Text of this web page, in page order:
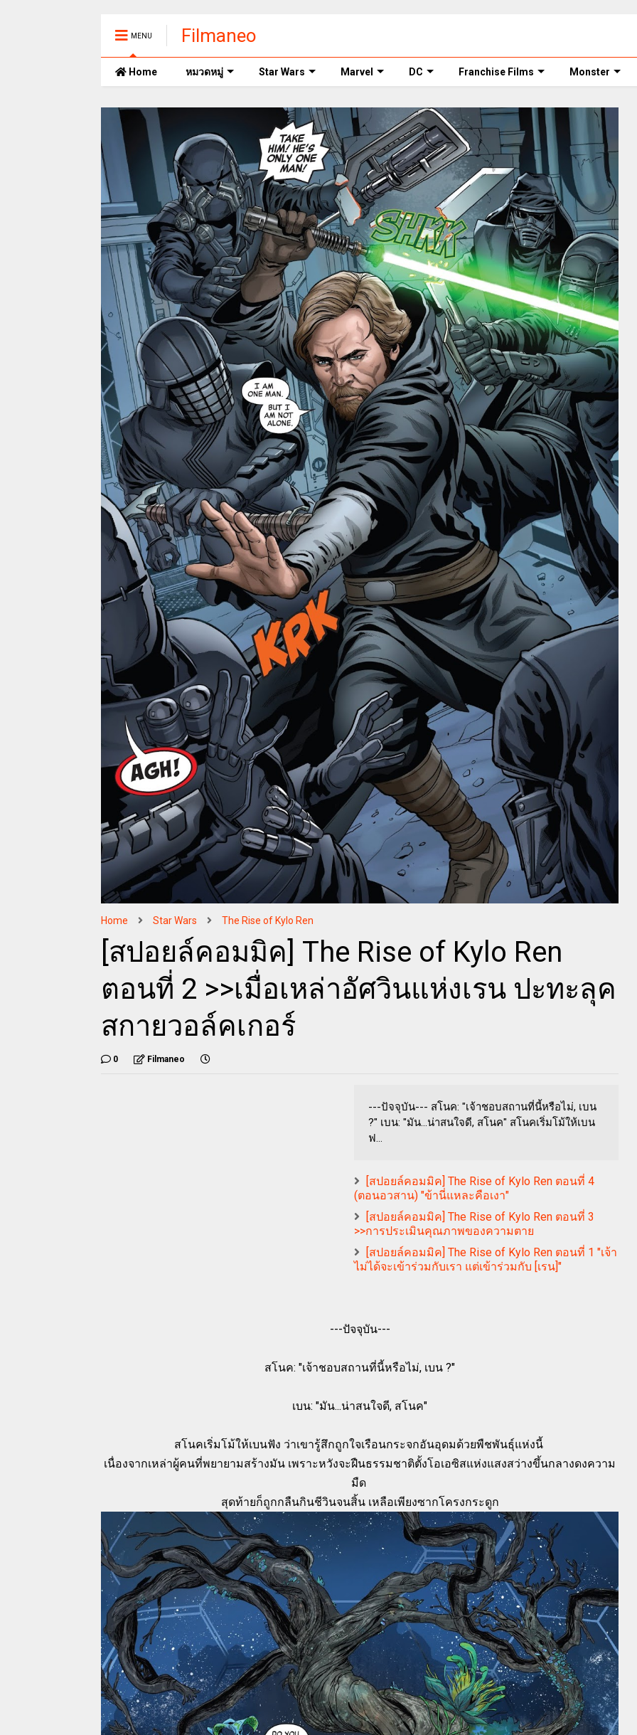
MENU Filmaneo
Home หมวดหมู่ Star Wars Marvel DC Franchise Films Monster
Home Star Wars The Rise of Kylo Ren
[สปอยล์คอมมิค] The Rise of Kylo Ren
ตอนที่ 2 >>เมื่อเหล่าอัศวินแห่งเรน ปะทะลุค
สกายวอล์คเกอร์
0 Filmaneo
---ปัจจุบัน--- สโนค: "เจ้าชอบสถานที่นี้หรือไม่, เบน
?" เบน: "มัน...น่าสนใจดี, สโนค" สโนคเริ่มโม้ให้เบน
ฟ...
[สปอยล์คอมมิค] The Rise of Kylo Ren ตอนที่ 4
(ตอนอวสาน) "ข้านี่แหละคือเงา"
[สปอยล์คอมมิค] The Rise of Kylo Ren ตอนที่ 3
>>การประเมินคุณภาพของความตาย
[สปอยล์คอมมิค] The Rise of Kylo Ren ตอนที่ 1 "เจ้า
ไม่ได้จะเข้าร่วมกับเรา แต่เข้าร่วมกับ [เรน]"
---ปัจจุบัน---
สโนค: "เจ้าชอบสถานที่นี้หรือไม่, เบน ?"
เบน: "มัน...น่าสนใจดี, สโนค"
สโนคเริ่มโม้ให้เบนฟัง ว่าเขารู้สึกถูกใจเรือนกระจกอันอุดมด้วยพืชพันธุ์แห่งนี้
เนื่องจากเหล่าผู้คนที่พยายามสร้างมัน เพราะหวังจะฝืนธรรมชาติตั้งโอเอซิสแห่งแสงสว่างขึ้นกลางดงความ
มืด
สุดท้ายก็ถูกกลืนกินชีวินจนสิ้น เหลือเพียงซากโครงกระดูก